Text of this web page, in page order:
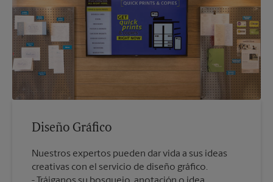
Diseño Gráfico
Nuestros expertos pueden dar vida a sus ideas
creativas con el servicio de diseño gráfico.